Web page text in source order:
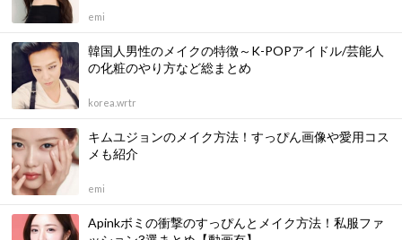
emi
韓国人男性のメイクの特徴～K-POPアイドル/芸能人
の化粧のやり方など総まとめ
korea.wrtr
キムユジョンのメイク方法！すっぴん画像や愛用コス
メも紹介
emi
Apinkボミの衝撃のすっぴんとメイク方法！私服ファ